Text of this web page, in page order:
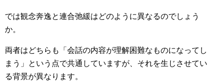
では観念奔逸と連合弛緩はどのように異なるのでしょう
か。
両者はどちらも「会話の内容が理解困難なものになってし
まう」という点で共通していますが、それを生じさせてい
る背景が異なります。